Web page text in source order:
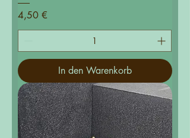
Preis
4,50 €
In den Warenkorb